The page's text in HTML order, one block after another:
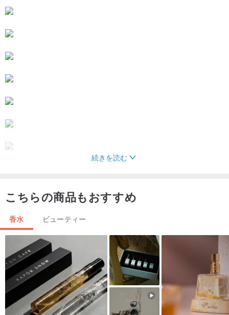
容量：70g
使用方法：脇の下、ひじの内側、膝の後ろ、太ももの内側、または
いつでも使用する必要がある場所に適用します。肌が乾燥している
場合に最適です。
原産地：アメリカ合衆国
注意事項：1。使用後に不快感が生じた場合は、直ちに使用を中止
し、医師にご相談ください。
注：2。保管時は高温に近づけないでください。また、劣化しないよ
続きを読む
こちらの商品もおすすめ
香水 ビューティー